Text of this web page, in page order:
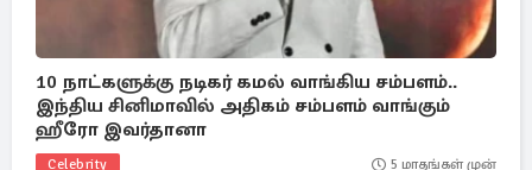
10 நாட்களுக்கு நடிகர் கமல் வாங்கிய சம்பளம்..
இந்திய சினிமாவில் அதிகம் சம்பளம் வாங்கும்
ஹீரோ இவர்தானா
Celebrity 5 மாதங்கள் முன்